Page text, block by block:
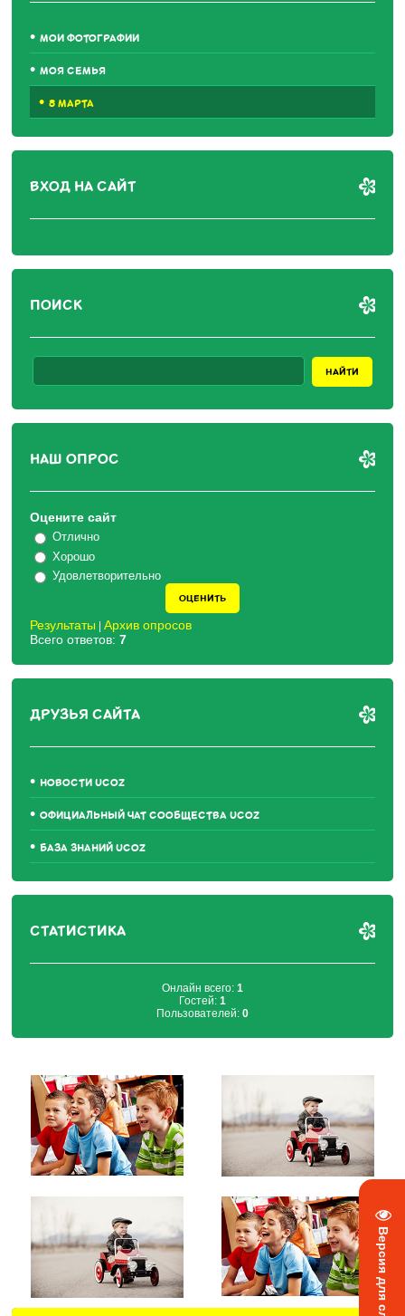
МОИ ФОТОГРАФИИ
МОЯ СЕМЬЯ
8 МАРТА
ВХОД НА САЙТ
ПОИСК
НАШ ОПРОС
Оцените сайт
Отлично
Хорошо
Удовлетворительно
Результаты |Архив опросов
Всего ответов:7
ДРУЗЬЯ САЙТА
НОВОСТИ UCOZ
ОФИЦИАЛЬНЫЙ ЧАТ СООБЩЕСТВА UCOZ
БАЗА ЗНАНИЙ UCOZ
СТАТИСТИКА
Онлайн всего: 1
Гостей: 1
Пользователей: 0